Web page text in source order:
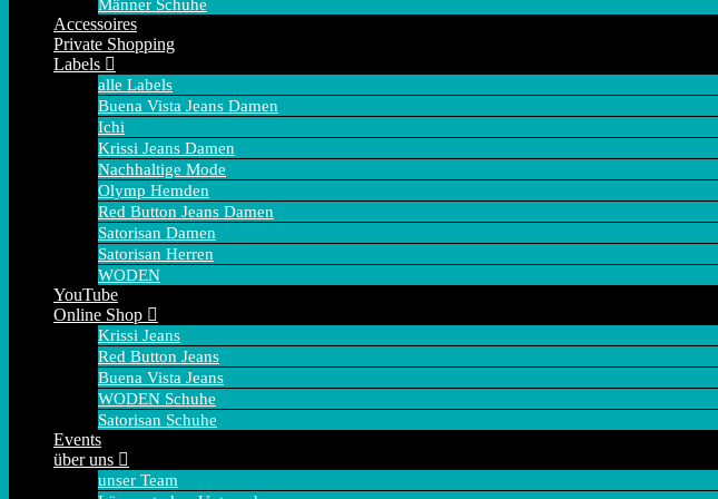
Männer Schuhe
Accessoires
Private Shopping
Labels
alle Labels
Buena Vista Jeans Damen
Ichi
Krissi Jeans Damen
Nachhaltige Mode
Olymp Hemden
Red Button Jeans Damen
Satorisan Damen
Satorisan Herren
WODEN
YouTube
Online Shop
Krissi Jeans
Red Button Jeans
Buena Vista Jeans
WODEN Schuhe
Satorisan Schuhe
Events
über uns
unser Team